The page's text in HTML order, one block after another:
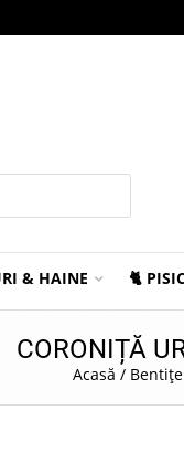
& HAINE 🐈
CORONIȚĂ
Acasă /